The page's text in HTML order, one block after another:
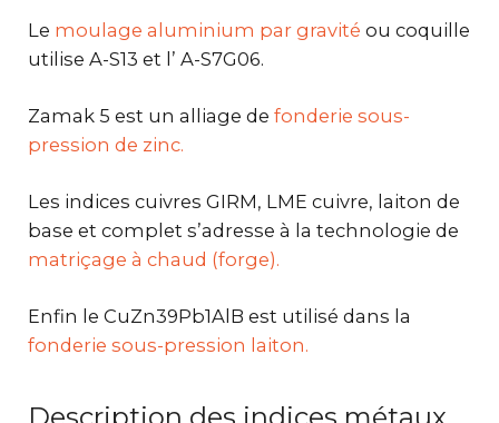
Le moulage aluminium par gravité ou coquille
utilise A-S13 et l’ A-S7G06.
Zamak 5 est un alliage de fonderie sous-
pression de zinc.
Les indices cuivres GIRM, LME cuivre, laiton de
base et complet s’adresse à la technologie de
matriçage à chaud (forge).
Enfin le CuZn39Pb1AlB est utilisé dans la
fonderie sous-pression laiton.